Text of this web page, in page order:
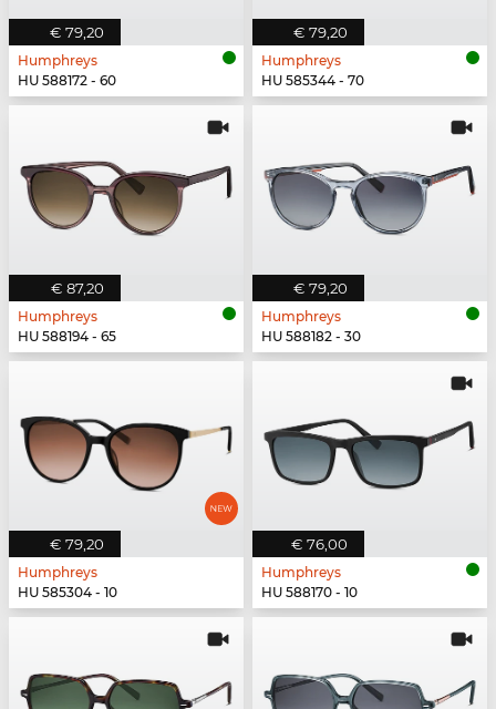
€ 79,20
Humphreys
HU 588172 - 60
€ 79,20
Humphreys
HU 585344 - 70
€ 87,20
Humphreys
HU 588194 - 65
€ 79,20
Humphreys
HU 588182 - 30
€ 79,20
Humphreys
HU 585304 - 10
€ 76,00
Humphreys
HU 588170 - 10